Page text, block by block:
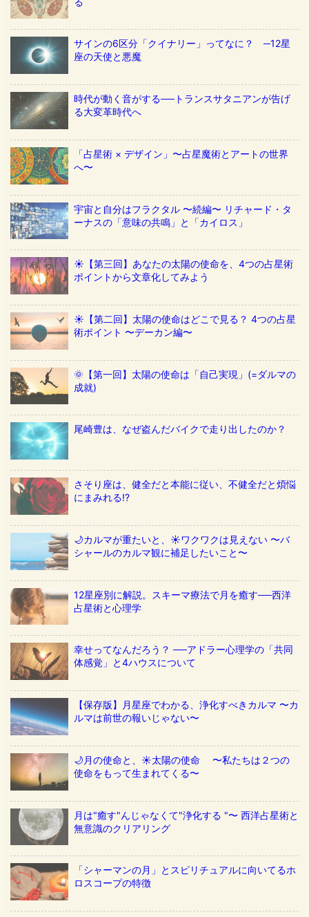
サインの6区分「クイナリー」ってなに？ ─12星
座の天使と悪魔
時代が動く音がする──トランスサタニアンが告げ
る大変革時代へ
「占星術 × デザイン」〜占星魔術とアートの世界
へ〜
宇宙と自分はフラクタル 〜続編〜 リチャード・タ
ーナスの「意味の共鳴」と「カイロス」
☀️【第三回】あなたの太陽の使命を、4つの占星術
ポイントから文章化してみよう
☀️【第二回】太陽の使命はどこで見る？ 4つの占星
術ポイント 〜デーカン編〜
🌞【第一回】太陽の使命は「自己実現」(=ダルマの
成就)
尾崎豊は、なぜ盗んだバイクで走り出したのか？
さそり座は、健全だと本能に従い、不健全だと煩悩
にまみれる!?
🌙カルマが重たいと、☀️ワクワクは見えない 〜バ
シャールのカルマ観に補足したいこと〜
12星座別に解説。スキーマ療法で月を癒す──西洋
占星術と心理学
幸せってなんだろう？ ──アドラー心理学の「共同
体感覚」と4ハウスについて
【保存版】月星座でわかる、浄化すべきカルマ 〜カ
ルマは前世の報いじゃない〜
🌙月の使命と、☀️太陽の使命 〜私たちは２つの
使命をもって生まれてくる〜
月は"癒す"んじゃなくて"浄化する "〜 西洋占星術と
無意識のクリアリング
「シャーマンの月」とスピリチュアルに向いてるホ
ロスコープの特徴